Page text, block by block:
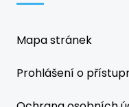
Mapa stránek
Prohlášení o